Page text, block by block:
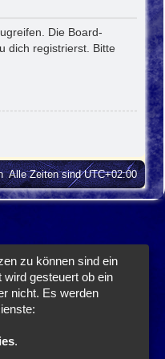
Die Board-
dich registrierst. Bitte
Alle Zeiten sindUTC+02:00
zu können sind ein
wird gesteuert ob ein
nicht. Es werden
.